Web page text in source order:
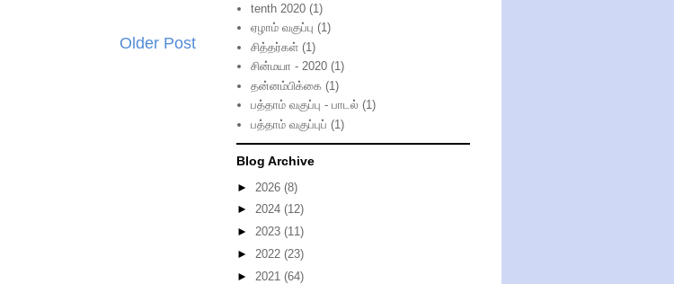
Older Post
tenth 2020 (1)
ஏழாம் வகுப்பு (1)
சித்தர்கள் (1)
சின்மயா - 2020 (1)
தன்னம்பிக்கை (1)
பத்தாம் வகுப்பு - பாடல் (1)
பத்தாம் வகுப்புப் (1)
Blog Archive
► 2026 (8)
► 2024 (12)
► 2023 (11)
► 2022 (23)
► 2021 (64)